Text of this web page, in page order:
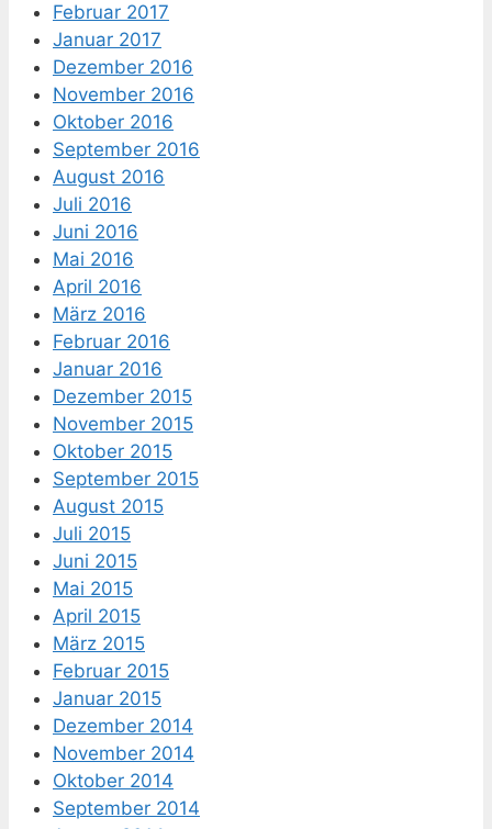
Februar 2017
Januar 2017
Dezember 2016
November 2016
Oktober 2016
September 2016
August 2016
Juli 2016
Juni 2016
Mai 2016
April 2016
März 2016
Februar 2016
Januar 2016
Dezember 2015
November 2015
Oktober 2015
September 2015
August 2015
Juli 2015
Juni 2015
Mai 2015
April 2015
März 2015
Februar 2015
Januar 2015
Dezember 2014
November 2014
Oktober 2014
September 2014